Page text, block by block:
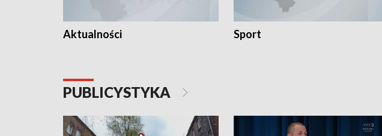
Aktualności Sport
PUBLICYSTYKA